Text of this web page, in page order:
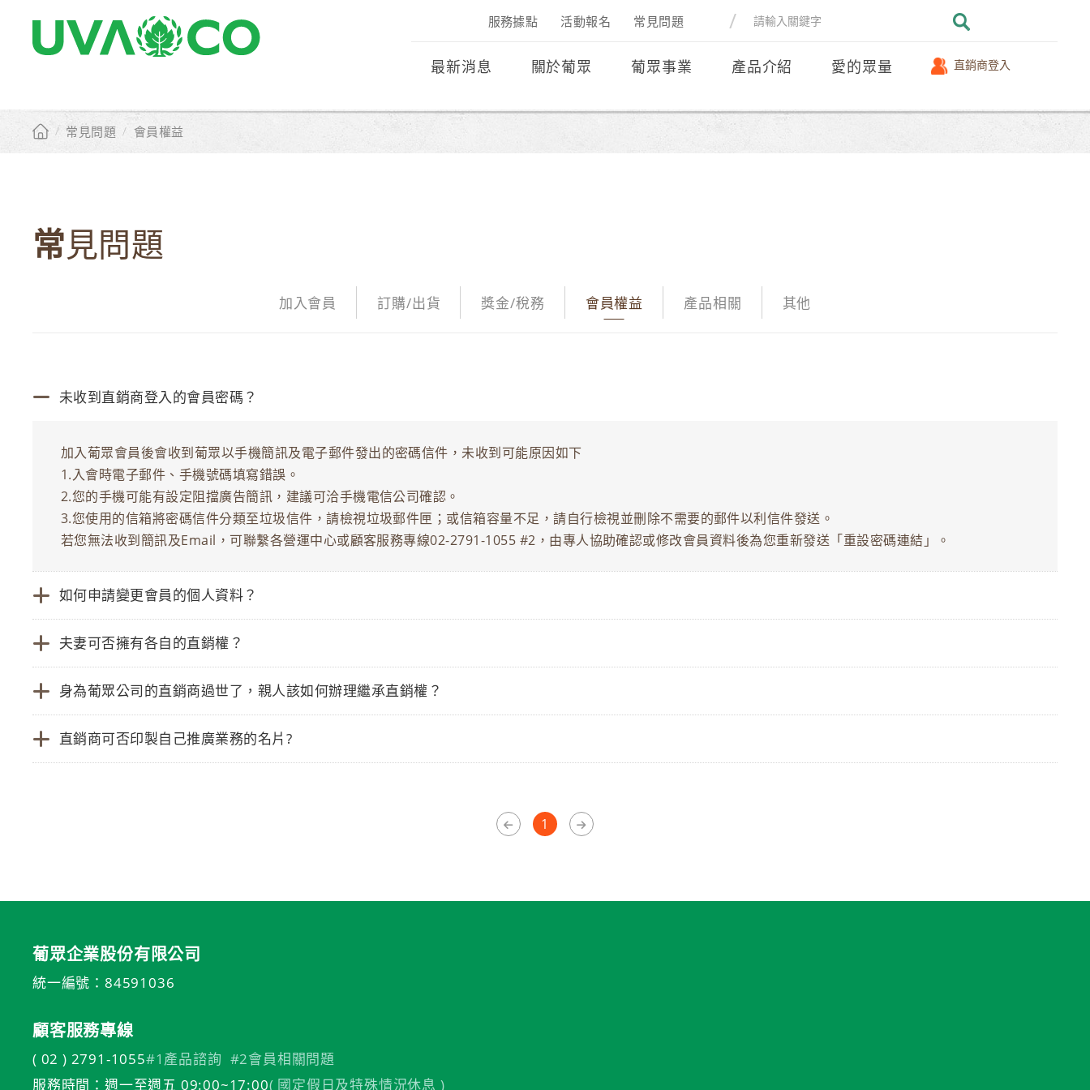
服務據點 活動報名 常見問題
最新消息 關於葡眾 葡眾事業 產品介紹 愛的眾量 直銷商登入
/ 常見問題 / 會員權益
常見問題
加入會員 訂購/出貨 獎金/稅務 會員權益 產品相關 其他
未收到直銷商登入的會員密碼？
加入葡眾會員後會收到葡眾以手機簡訊及電子郵件發出的密碼信件，未收到可能原因如下
1.入會時電子郵件、手機號碼填寫錯誤。
2.您的手機可能有設定阻擋廣告簡訊，建議可洽手機電信公司確認。
3.您使用的信箱將密碼信件分類至垃圾信件，請檢視垃圾郵件匣；或信箱容量不足，請自行檢視並刪除不需要的郵件以利信件發送。
若您無法收到簡訊及Email，可聯繫各營運中心或顧客服務專線02-2791-1055 #2，由專人協助確認或修改會員資料後為您重新發送「重設密碼連結」。
如何申請變更會員的個人資料？
夫妻可否擁有各自的直銷權？
身為葡眾公司的直銷商過世了，親人該如何辦理繼承直銷權？
直銷商可否印製自己推廣業務的名片?
1
葡眾企業股份有限公司
統一編號：84591036
顧客服務專線
( 02 ) 2791-1055#1產品諮詢 #2會員相關問題
服務時間：週一至週五 09:00~17:00( 國定假日及特殊情況休息 )